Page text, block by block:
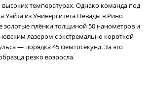
высоких температурах. Однако команда под
Уайта из Университета Невады в Рино
золотые плёнки толщиной 50 нанометров и
лазером с экстремально короткой
— порядка 45 фемтосекунд. За это
резко возросла.